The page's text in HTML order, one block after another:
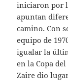
iniciaron por
apuntan
camino. Con
equipo de
igualar la
en la Copa
Zaire dio